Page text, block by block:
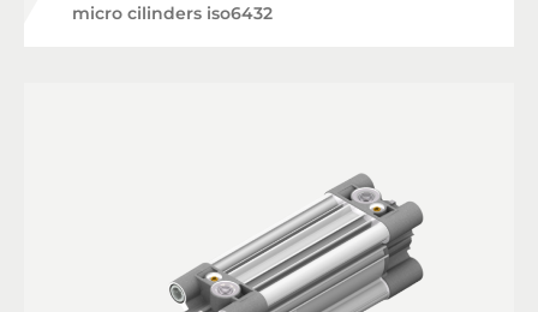
micro cilinders iso6432